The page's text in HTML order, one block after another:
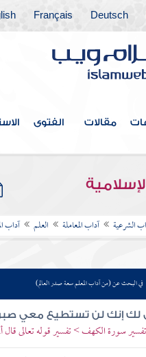
Deutsch
Français
مقالات الفتوى
الشرعية آداب المعاملة العلم آداب
في البحث عن (من آداب المعلم سعة صدر العالم)
لك إنك لن تستطيع معي
سورة الكهف > تفسير قوله تعالى